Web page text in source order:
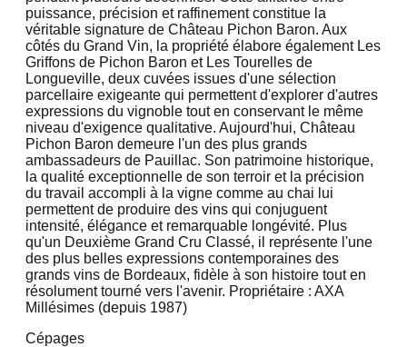
puissance, précision et raffinement constitue la
véritable signature de Château Pichon Baron. Aux
côtés du Grand Vin, la propriété élabore également Les
Griffons de Pichon Baron et Les Tourelles de
Longueville, deux cuvées issues d'une sélection
parcellaire exigeante qui permettent d'explorer d'autres
expressions du vignoble tout en conservant le même
niveau d'exigence qualitative. Aujourd'hui, Château
Pichon Baron demeure l'un des plus grands
ambassadeurs de Pauillac. Son patrimoine historique,
la qualité exceptionnelle de son terroir et la précision
du travail accompli à la vigne comme au chai lui
permettent de produire des vins qui conjuguent
intensité, élégance et remarquable longévité. Plus
qu'un Deuxième Grand Cru Classé, il représente l'une
des plus belles expressions contemporaines des
grands vins de Bordeaux, fidèle à son histoire tout en
résolument tourné vers l'avenir. Propriétaire : AXA
Millésimes (depuis 1987)
Cépages